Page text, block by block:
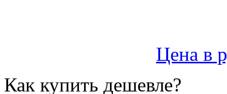
Цена в
Как купить дешевле?